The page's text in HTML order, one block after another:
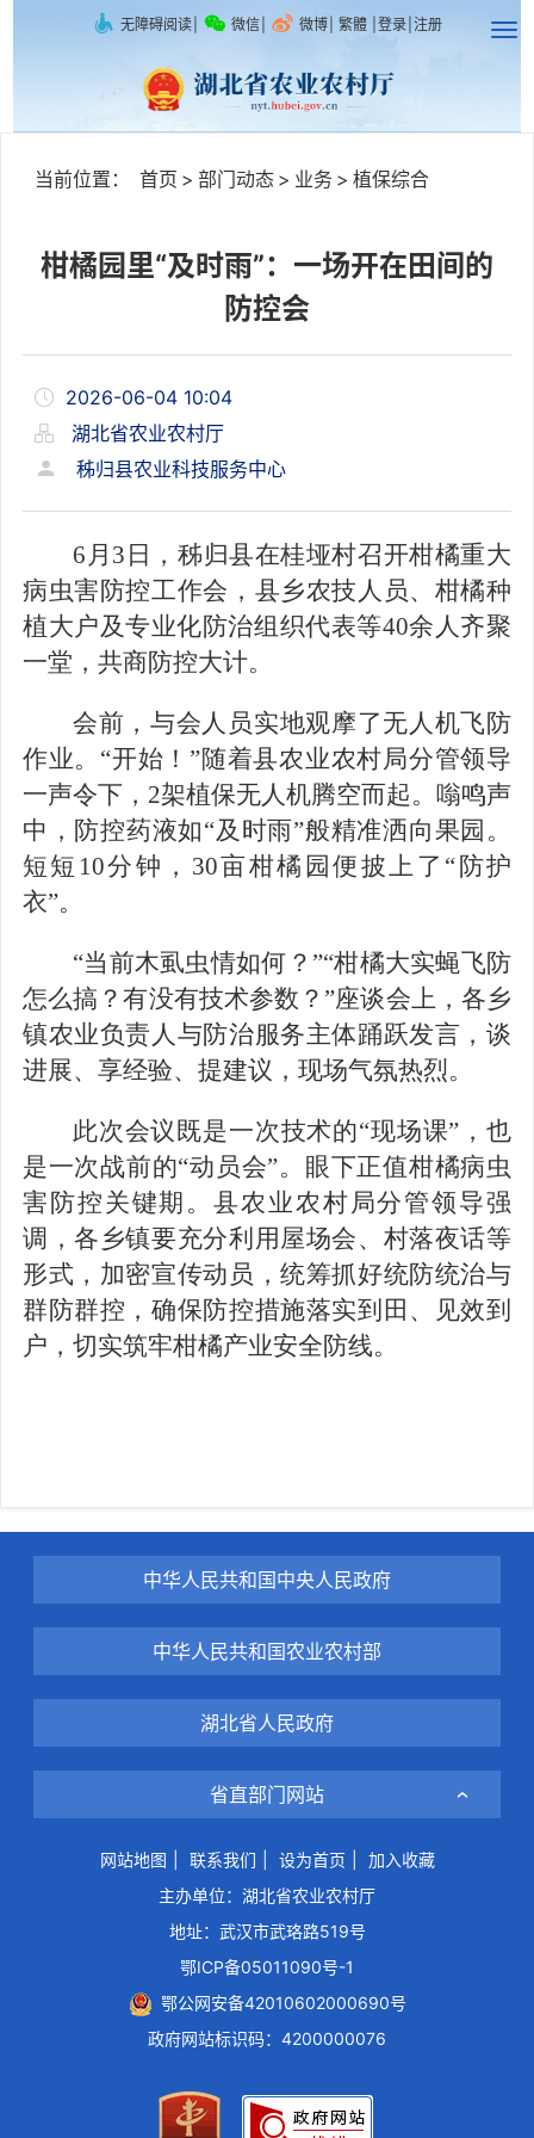
无障碍阅读 微信 微博 繁體 登录 注册
当前位置： 首页 > 部门动态 > 业务 > 植保综合
柑橘园里“及时雨”：一场开在田间的
防控会
2026-06-04 10:04
湖北省农业农村厅
秭归县农业科技服务中心
6 月 3 日，秭归县在桂垭村召开柑橘重大
病虫害防控工作会，县乡农技人员、柑橘种
植大户及专业化防治组织代表等40余人齐聚
一堂，共商防控大计。
会前，与会人员实地观摩了无人机飞防
作业。 “开始！”随着县农业农村局分管领导
一声令下， 2架植保无人机腾空而起。嗡鸣声
中，防控药液如“及时雨”般精准洒向果园。
短短 10分钟， 30亩柑橘园便披上了“防护
衣”。
“当前木虱虫情如何？”“柑橘大实蝇飞防
怎么搞？有没有技术参数？”座谈会上，各乡
镇农业负责人与防治服务主体踊跃发言，谈
进展、享经验、提建议，现场气氛热烈。
此次会议既是一次技术的“现场课”，也
是一次战前的“动员会”。眼下正值柑橘病虫
害防控关键期。县农业农村局分管领导强
调，各乡镇要充分利用屋场会、村落夜话等
形式，加密宣传动员，统筹抓好统防统治与
群防群控，确保防控措施落实到田、见效到
户，切实筑牢柑橘产业安全防线。
中华人民共和国中央人民政府
中华人民共和国农业农村部
湖北省人民政府
省直部门网站
网站地图 联系我们 设为首页
加入收藏
主办单位：湖北省农业农村厅
地址：武汉市武珞路519号
鄂ICP备05011090号-1
鄂公网安备42010602000690号
政府网站标识码：4200000076